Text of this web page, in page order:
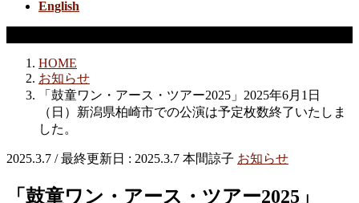
English
HOME
お知らせ
「鼓童ワン・アース・ツアー2025」2025年6月1日
（日）新潟県柏崎市での公演は予定枚数終了いたしま
した。
2025.3.7 / 最終更新日 : 2025.3.7 本間諒子 お知らせ
「鼓童ワン・アース・ツアー2025」